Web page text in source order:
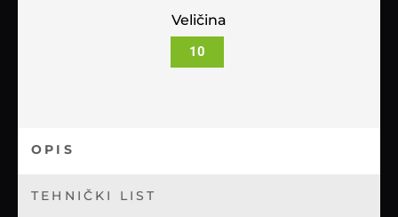
Veličina
10
OPIS
TEHNIČKI LIST